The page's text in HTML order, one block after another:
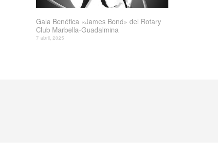
Gala Benéfica «James Bond» del Rotary
Club Marbella-Guadalmina
7 abril, 2025